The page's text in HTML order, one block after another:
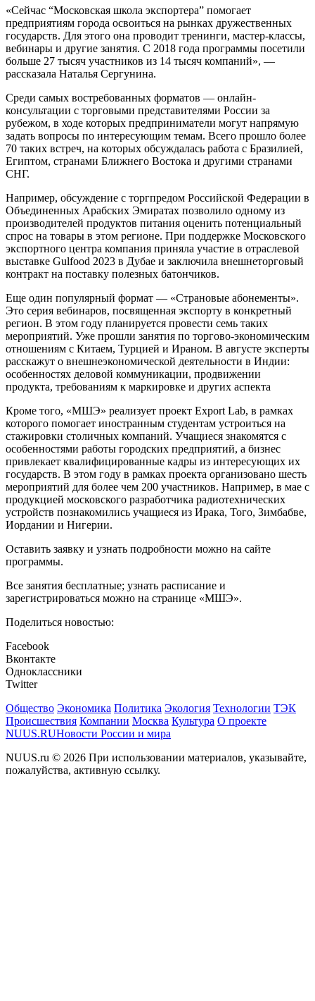
«Сейчас “Московская школа экспортера” помогает
предприятиям города освоиться на рынках дружественных
государств. Для этого она проводит тренинги, мастер-классы,
вебинары и другие занятия. С 2018 года программы посетили
больше 27 тысяч участников из 14 тысяч компаний», —
рассказала Наталья Сергунина.
Среди самых востребованных форматов — онлайн-
консультации с торговыми представителями России за
рубежом, в ходе которых предприниматели могут напрямую
задать вопросы по интересующим темам. Всего прошло более
70 таких встреч, на которых обсуждалась работа с Бразилией,
Египтом, странами Ближнего Востока и другими странами
СНГ.
Например, обсуждение с торгпредом Российской Федерации в
Объединенных Арабских Эмиратах позволило одному из
производителей продуктов питания оценить потенциальный
спрос на товары в этом регионе. При поддержке Московского
экспортного центра компания приняла участие в отраслевой
выставке Gulfood 2023 в Дубае и заключила внешнеторговый
контракт на поставку полезных батончиков.
Еще один популярный формат — «Страновые абонементы».
Это серия вебинаров, посвященная экспорту в конкретный
регион. В этом году планируется провести семь таких
мероприятий. Уже прошли занятия по торгово-экономическим
отношениям с Китаем, Турцией и Ираном. В августе эксперты
расскажут о внешнеэкономической деятельности в Индии:
особенностях деловой коммуникации, продвижении
продукта, требованиям к маркировке и других аспекта
Кроме того, «МШЭ» реализует проект Export Lab, в рамках
которого помогает иностранным студентам устроиться на
стажировки столичных компаний. Учащиеся знакомятся с
особенностями работы городских предприятий, а бизнес
привлекает квалифицированные кадры из интересующих их
государств. В этом году в рамках проекта организовано шесть
мероприятий для более чем 200 участников. Например, в мае с
продукцией московского разработчика радиотехнических
устройств познакомились учащиеся из Ирака, Того, Зимбабве,
Иордании и Нигерии.
Оставить заявку и узнать подробности можно на сайте
программы.
Все занятия бесплатные; узнать расписание и
зарегистрироваться можно на странице «МШЭ».
Поделиться новостью:
Facebook
Вконтакте
Одноклассники
Twitter
Общество Экономика Политика Экология Технологии ТЭК
Происшествия Компании Москва Культура О проекте
NUUS.RUНовости России и мира
NUUS.ru © 2026 При использовании материалов, указывайте,
пожалуйства, активную ссылку.